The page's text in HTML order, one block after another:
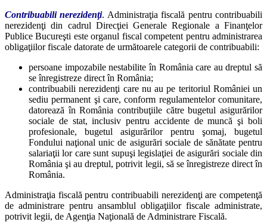
Contribuabili nerezidenţi. Administraţia fiscală pentru contribuabili
nerezidenţi din cadrul Direcţiei Generale Regionale a Finanţelor
Publice Bucureşti este organul fiscal competent pentru administrarea
obligaţiilor fiscale datorate de următoarele categorii de contribuabili:
persoane impozabile nestabilite în România care au dreptul să
se înregistreze direct în România;
contribuabili nerezidenţi care nu au pe teritoriul României un
sediu permanent şi care, conform regulamentelor comunitare,
datorează în România contribuţiile către bugetul asigurărilor
sociale de stat, inclusiv pentru accidente de muncă şi boli
profesionale, bugetul asigurărilor pentru şomaj, bugetul
Fondului naţional unic de asigurări sociale de sănătate pentru
salariaţii lor care sunt supuşi legislaţiei de asigurări sociale din
România şi au dreptul, potrivit legii, să se înregistreze direct în
România.
Administraţia fiscală pentru contribuabili nerezidenţi are competenţă
de administrare pentru ansamblul obligaţiilor fiscale administrate,
potrivit legii, de Agenţia Naţională de Administrare Fiscală.